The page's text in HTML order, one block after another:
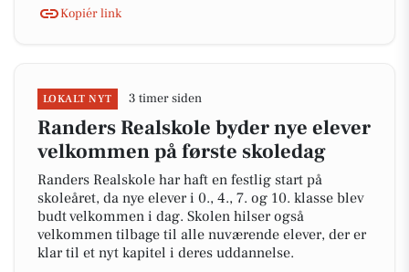
Kopiér link
LOKALT NYT 3 timer siden
Randers Realskole byder nye elever
velkommen på første skoledag
Randers Realskole har haft en festlig start på
skoleåret, da nye elever i 0., 4., 7. og 10. klasse blev
budt velkommen i dag. Skolen hilser også
velkommen tilbage til alle nuværende elever, der er
klar til et nyt kapitel i deres uddannelse.